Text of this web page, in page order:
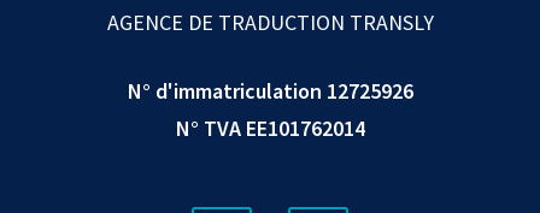
AGENCE DE TRADUCTION TRANSLY
N° d'immatriculation 12725926
N° TVA EE101762014